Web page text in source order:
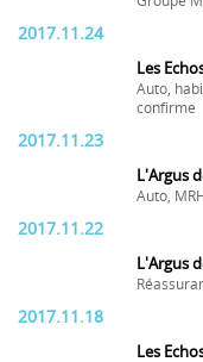
2017.11.24
Les
Auto,
confirme
2017.11.23
L'Argus
Auto,
2017.11.22
L'Argus
2017.11.18
Les